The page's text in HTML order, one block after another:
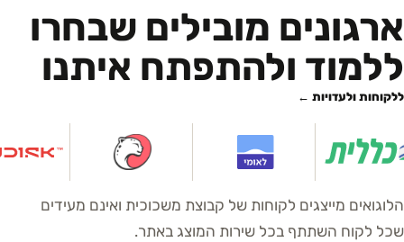
ארגונים מובילים שבחרו
ללמוד ולהתפתח איתנו
ללקוחות ולעדויות ←
הלוגואים מייצגים לקוחות של קבוצת משכוכית ואינם מעידים
שכל לקוח השתתף בכל שירות המוצג באתר.